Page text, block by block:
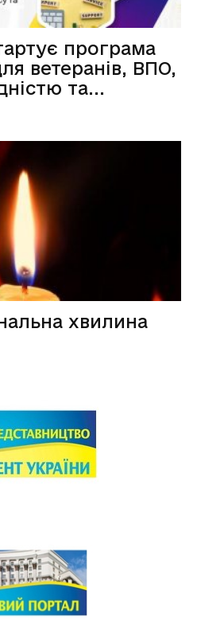
програма
ветеранів, ВПО,
та...
хвилина